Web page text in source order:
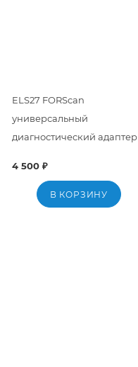
ELS27 FORScan
универсальный
диагностический адаптер
4 500 ₽
В КОРЗИНУ